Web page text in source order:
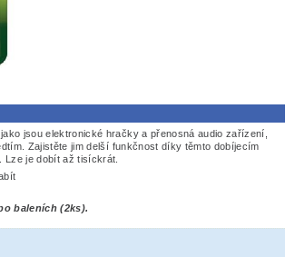
jsou elektronické hračky a přenosná audio zařízení,
Zajistěte jim delší funkčnost díky těmto dobíjecím
Lze je dobít až tisíckrát.
baleních (2ks).